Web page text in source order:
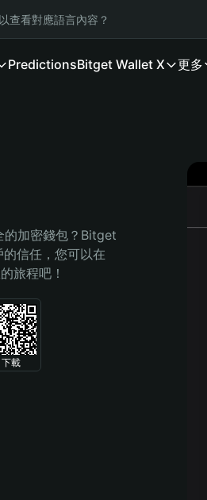
以查看對應語言內容？
PredictionsBitget Wallet X 更多
的加密錢包？Bitget
信任，您可以在
旅程吧！
下載